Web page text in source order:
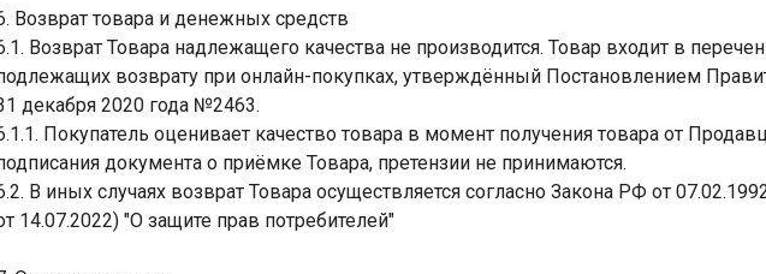
Возврат товара и денежных средств
Возврат Товара надлежащего качества не производится. Товар входит в
возврату при онлайн-покупках, утверждённый Постановлением
декабря 2020 года №2463.
Покупатель оценивает качество товара в момент получения товара от
документа о приёмке Товара, претензии не принимаются.
В иных случаях возврат Товара осуществляется согласно Закона РФ от
14.07.2022) "О защите прав потребителей"